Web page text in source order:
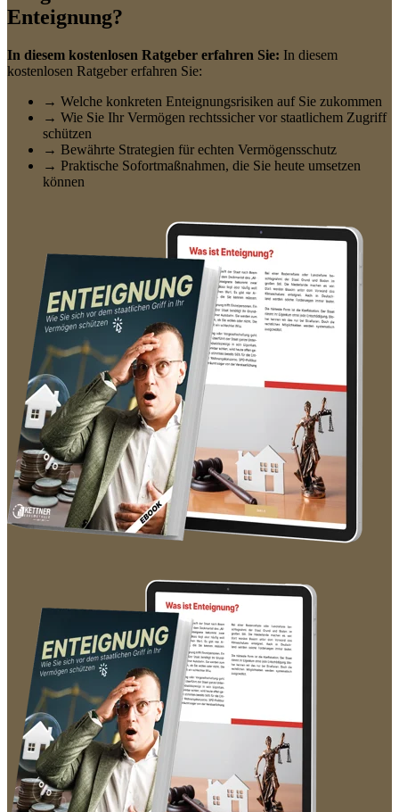
Enteignung?
In diesem kostenlosen Ratgeber erfahren Sie: In diesem
kostenlosen Ratgeber erfahren Sie:
→ Welche konkreten Enteignungsrisiken auf Sie zukommen
→ Wie Sie Ihr Vermögen rechtssicher vor staatlichem Zugriff
schützen
→ Bewährte Strategien für echten Vermögensschutz
→ Praktische Sofortmaßnahmen, die Sie heute umsetzen
können